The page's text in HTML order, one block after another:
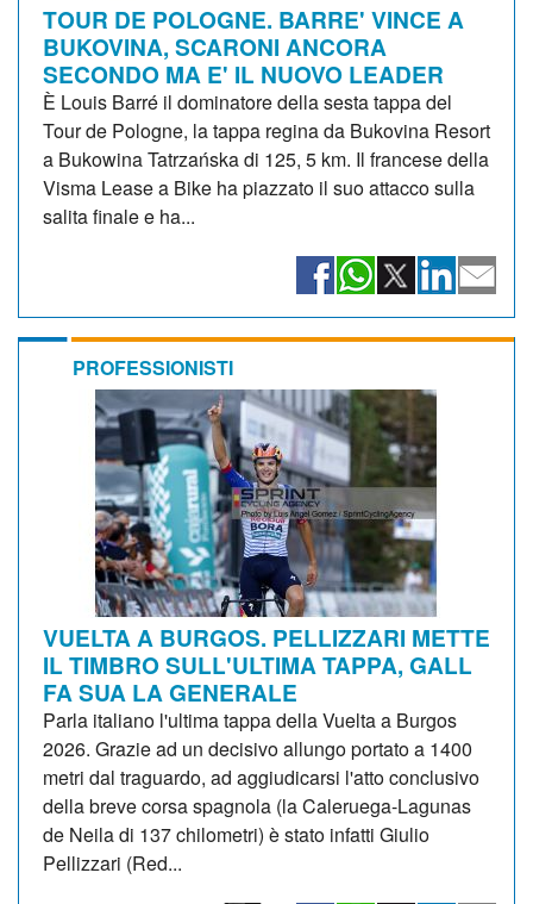
TOUR DE POLOGNE. BARRE' VINCE A
BUKOVINA, SCARONI ANCORA
SECONDO MA E' IL NUOVO LEADER
È Louis Barré il dominatore della sesta tappa del
Tour de Pologne, la tappa regina da Bukovina Resort
a Bukowina Tatrzańska di 125, 5 km. Il francese della
Visma Lease a Bike ha piazzato il suo attacco sulla
salita finale e ha...
PROFESSIONISTI
VUELTA A BURGOS. PELLIZZARI METTE
IL TIMBRO SULL'ULTIMA TAPPA, GALL
FA SUA LA GENERALE
Parla italiano l'ultima tappa della Vuelta a Burgos
2026. Grazie ad un decisivo allungo portato a 1400
metri dal traguardo, ad aggiudicarsi l'atto conclusivo
della breve corsa spagnola (la Caleruega-Lagunas
de Neila di 137 chilometri) è stato infatti Giulio
Pellizzari (Red...